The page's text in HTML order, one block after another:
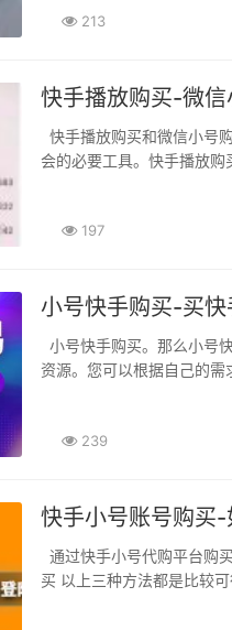
213
快手播放购买-微信
会的必要工具。快手播放
197
小号快手购买-买
资源。您可以根据自己的
239
快手小号账号购买
买 以上三种方法都是比较